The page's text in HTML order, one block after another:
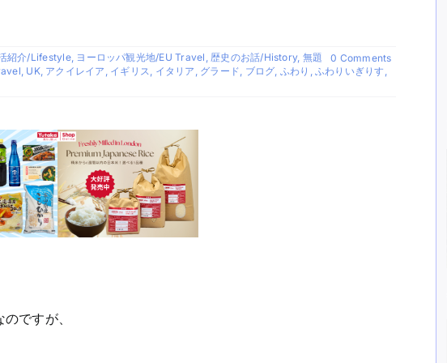
紹介/Lifestyle, ヨーロッパ観光地/EU Travel , 歴史のお話/History, 無題 0 Commentson
, UK, アクイレイア , イギリス, イタリア , グラード, ブログ, ふわり , ふわりいぎりす ,
ですが、